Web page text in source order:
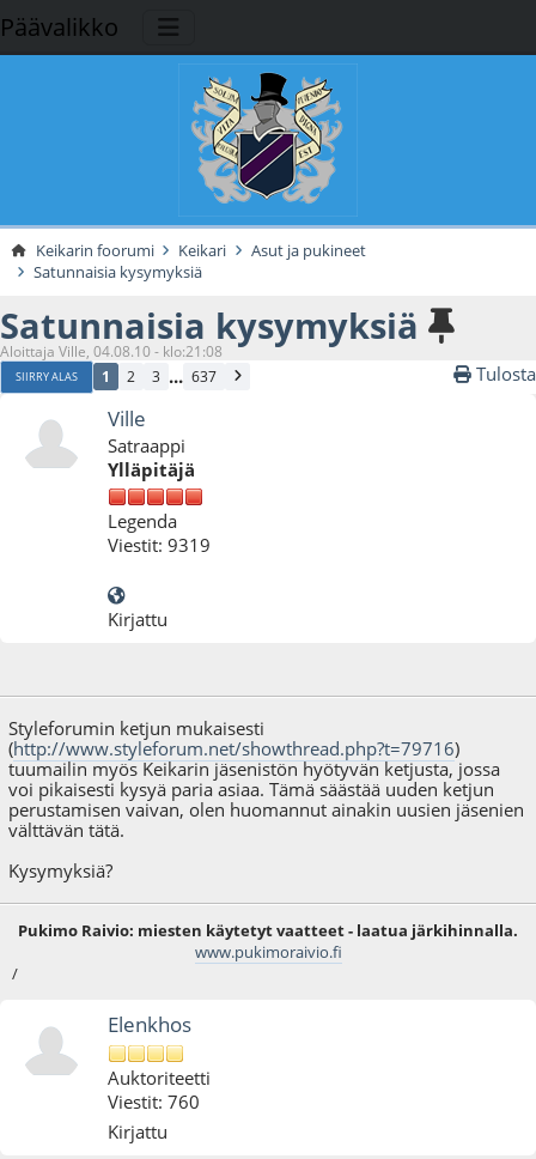
Päävalikko
Keikarin foorumi Keikari
Asut ja pukineet
Satunnaisia kysymyksiä
Satunnaisia kysymyksiä
Aloittaja Ville, 04.08.10 - klo:21:08
SIIRRY ALAS 1 2 3 ... 637 Tulosta
Ville
Satraappi
Ylläpitäjä
Legenda
Viestit: 9319
Kirjattu
Styleforumin ketjun mukaisesti
(http://www.styleforum.net/showthread.php?t=79716)
tuumailin myös Keikarin jäsenistön hyötyvän ketjusta, jossa
voi pikaisesti kysyä paria asiaa. Tämä säästää uuden ketjun
perustamisen vaivan, olen huomannut ainakin uusien jäsenien
välttävän tätä.
Kysymyksiä?
Pukimo Raivio: miesten käytetyt vaatteet - laatua järkihinnalla.
www.pukimoraivio.fi
/
Elenkhos
Auktoriteetti
Viestit: 760
Kirjattu